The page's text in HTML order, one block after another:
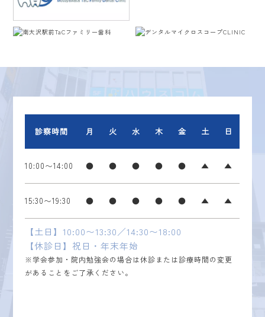
診察時間 月 火 水 木 金 土 日
10:00〜14:00 ● ● ● ● ● ▲ ▲
15:30〜19:30 ● ● ● ● ● ▲ ▲
【土日】10:00〜13:30／14:30〜18:00
【休診日】祝日・年末年始
※学会参加・院内勉強会の場合は休診または診療時間の変更
があることをご了承ください。